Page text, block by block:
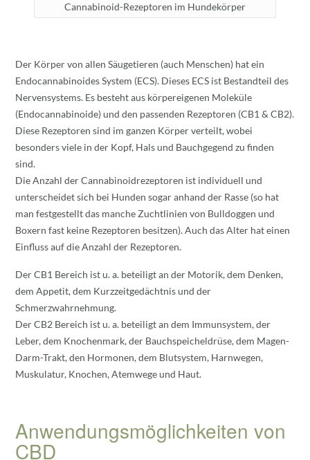
Cannabinoid-Rezeptoren im Hundekörper
Der Körper von allen Säugetieren (auch Menschen) hat ein
Endocannabinoides System (ECS). Dieses ECS ist Bestandteil des
Nervensystems. Es besteht aus körpereigenen Moleküle
(Endocannabinoide) und den passenden Rezeptoren (CB1 & CB2).
Diese Rezeptoren sind im ganzen Körper verteilt, wobei
besonders viele in der Kopf, Hals und Bauchgegend zu finden
sind.
Die Anzahl der Cannabinoidrezeptoren ist individuell und
unterscheidet sich bei Hunden sogar anhand der Rasse (so hat
man festgestellt das manche Zuchtlinien von Bulldoggen und
Boxern fast keine Rezeptoren besitzen). Auch das Alter hat einen
Einfluss auf die Anzahl der Rezeptoren.
Der CB1 Bereich ist u. a. beteiligt an der Motorik, dem Denken,
dem Appetit, dem Kurzzeitgedächtnis und der
Schmerzwahrnehmung.
Der CB2 Bereich ist u. a. beteiligt an dem Immunsystem, der
Leber, dem Knochenmark, der Bauchspeicheldrüse, dem Magen-
Darm-Trakt, den Hormonen, dem Blutsystem, Harnwegen,
Muskulatur, Knochen, Atemwege und Haut.
Anwendungsmöglichkeiten von
CBD